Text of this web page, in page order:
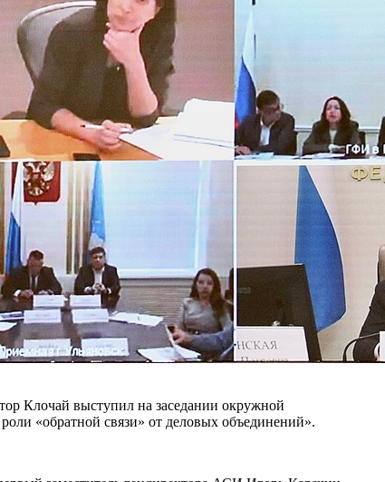
Клочай выступил на заседании окружной
«обратной связи» от деловых объединений».